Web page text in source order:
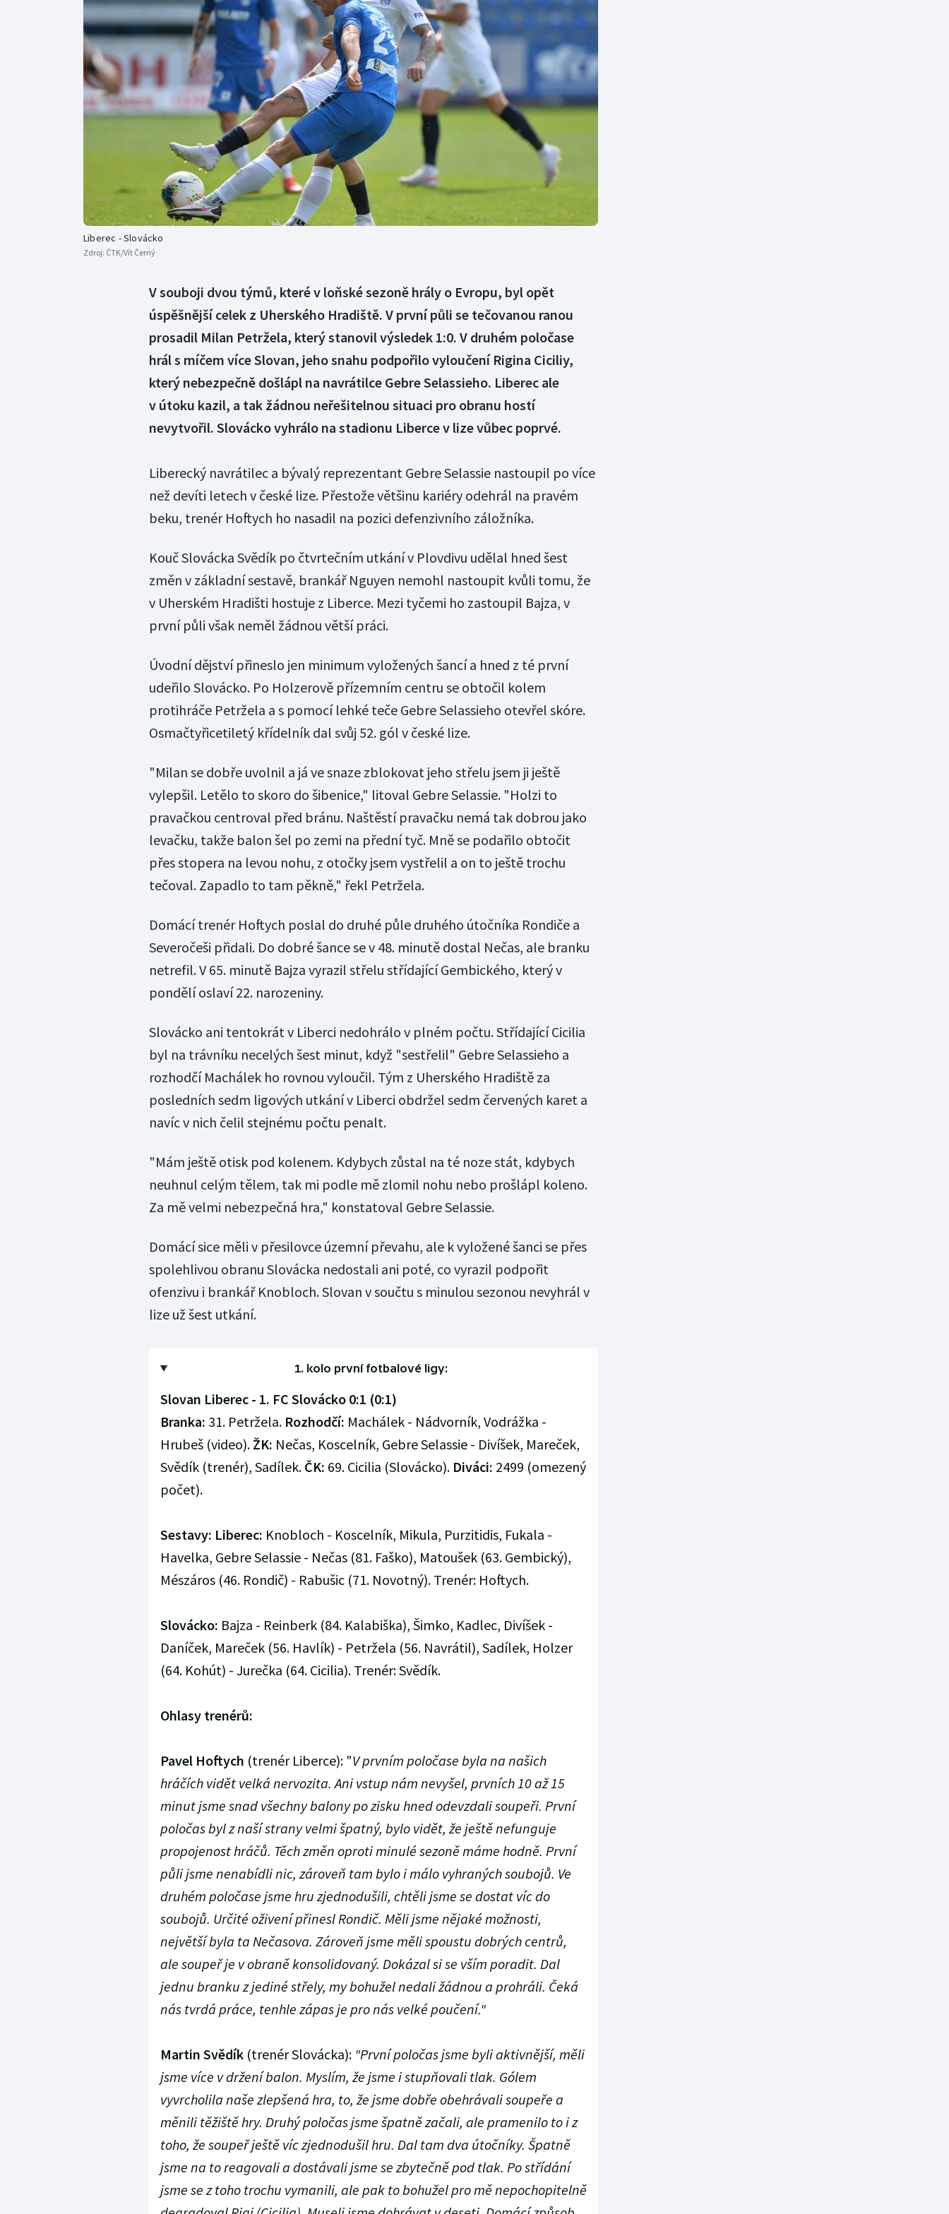
Curling
Dostihy
Florbal
Futsal
Golf
Gymnastika
Moderní pětiboj
Motorsport
Olympijské hry
Parasport
Plavání
Plážový volejbal
Triatlon
Veslování
Vodní slalom
Volejbal
Ostatní
Liberec - Slovácko
Zdroj: ČTK/Vít Černý
V souboji dvou týmů, které v loňské sezoně hrály o Evropu, byl opět
úspěšnější celek z Uherského Hradiště. V první půli se tečovanou ranou
prosadil Milan Petržela, který stanovil výsledek 1:0. V druhém poločase
hrál s míčem více Slovan, jeho snahu podpořilo vyloučení Rigina Ciciliy,
který nebezpečně došlápl na navrátilce Gebre Selassieho. Liberec ale
v útoku kazil, a tak žádnou neřešitelnou situaci pro obranu hostí
nevytvořil. Slovácko vyhrálo na stadionu Liberce v lize vůbec poprvé.
Liberecký navrátilec a bývalý reprezentant Gebre Selassie nastoupil po více
než devíti letech v české lize. Přestože většinu kariéry odehrál na pravém
beku, trenér Hoftych ho nasadil na pozici defenzivního záložníka.
Kouč Slovácka Svědík po čtvrtečním utkání v Plovdivu udělal hned šest
změn v základní sestavě, brankář Nguyen nemohl nastoupit kvůli tomu, že
v Uherském Hradišti hostuje z Liberce. Mezi tyčemi ho zastoupil Bajza, v
první půli však neměl žádnou větší práci.
Úvodní dějství přineslo jen minimum vyložených šancí a hned z té první
udeřilo Slovácko. Po Holzerově přízemním centru se obtočil kolem
protihráče Petržela a s pomocí lehké teče Gebre Selassieho otevřel skóre.
Osmačtyřicetiletý křídelník dal svůj 52. gól v české lize.
"Milan se dobře uvolnil a já ve snaze zblokovat jeho střelu jsem ji ještě
vylepšil. Letělo to skoro do šibenice," litoval Gebre Selassie. "Holzi to
pravačkou centroval před bránu. Naštěstí pravačku nemá tak dobrou jako
levačku, takže balon šel po zemi na přední tyč. Mně se podařilo obtočit
přes stopera na levou nohu, z otočky jsem vystřelil a on to ještě trochu
tečoval. Zapadlo to tam pěkně," řekl Petržela.
Domácí trenér Hoftych poslal do druhé půle druhého útočníka Rondiče a
Severočeši přidali. Do dobré šance se v 48. minutě dostal Nečas, ale branku
netrefil. V 65. minutě Bajza vyrazil střelu střídající Gembického, který v
pondělí oslaví 22. narozeniny.
Slovácko ani tentokrát v Liberci nedohrálo v plném počtu. Střídající Cicilia
byl na trávníku necelých šest minut, když "sestřelil" Gebre Selassieho a
rozhodčí Machálek ho rovnou vyloučil. Tým z Uherského Hradiště za
posledních sedm ligových utkání v Liberci obdržel sedm červených karet a
navíc v nich čelil stejnému počtu penalt.
"Mám ještě otisk pod kolenem. Kdybych zůstal na té noze stát, kdybych
neuhnul celým tělem, tak mi podle mě zlomil nohu nebo prošlápl koleno.
Za mě velmi nebezpečná hra," konstatoval Gebre Selassie.
Domácí sice měli v přesilovce územní převahu, ale k vyložené šanci se přes
spolehlivou obranu Slovácka nedostali ani poté, co vyrazil podpořit
ofenzivu i brankář Knobloch. Slovan v součtu s minulou sezonou nevyhrál v
lize už šest utkání.
1. kolo první fotbalové ligy:
Slovan Liberec - 1. FC Slovácko 0:1 (0:1)
Branka: 31. Petržela. Rozhodčí: Machálek - Nádvorník, Vodrážka -
Hrubeš (video). ŽK: Nečas, Koscelník, Gebre Selassie - Divíšek, Mareček,
Svědík (trenér), Sadílek.ČK: 69. Cicilia (Slovácko). Diváci: 2499 (omezený
počet).
Sestavy: Liberec: Knobloch - Koscelník, Mikula, Purzitidis, Fukala -
Havelka, Gebre Selassie - Nečas (81. Faško), Matoušek (63. Gembický),
Mészáros (46. Rondič) - Rabušic (71. Novotný). Trenér: Hoftych.
Slovácko: Bajza - Reinberk (84. Kalabiška), Šimko, Kadlec, Divíšek -
Daníček, Mareček (56. Havlík) - Petržela (56. Navrátil), Sadílek, Holzer
(64. Kohút) - Jurečka (64. Cicilia). Trenér: Svědík.
Ohlasy trenérů:
Pavel Hoftych (trenér Liberce): "V prvním poločase byla na našich
hráčích vidět velká nervozita. Ani vstup nám nevyšel, prvních 10 až 15
minut jsme snad všechny balony po zisku hned odevzdali soupeři. První
poločas byl z naší strany velmi špatný, bylo vidět, že ještě nefunguje
propojenost hráčů. Těch změn oproti minulé sezoně máme hodně. První
půli jsme nenabídli nic, zároveň tam bylo i málo vyhraných soubojů. Ve
druhém poločase jsme hru zjednodušili, chtěli jsme se dostat víc do
soubojů. Určité oživení přinesl Rondič. Měli jsme nějaké možnosti,
největší byla ta Nečasova. Zároveň jsme měli spoustu dobrých centrů,
ale soupeř je v obraně konsolidovaný. Dokázal si se vším poradit. Dal
jednu branku z jediné střely, my bohužel nedali žádnou a prohráli. Čeká
nás tvrdá práce, tenhle zápas je pro nás velké poučení."
Martin Svědík(trenér Slovácka): "První poločas jsme byli aktivnější, měli
jsme více v držení balon. Myslím, že jsme i stupňovali tlak. Gólem
vyvrcholila naše zlepšená hra, to, že jsme dobře obehrávali soupeře a
měnili těžiště hry. Druhý poločas jsme špatně začali, ale pramenilo to i z
toho, že soupeř ještě víc zjednodušil hru. Dal tam dva útočníky. Špatně
jsme na to reagovali a dostávali jsme se zbytečně pod tlak. Po střídání
jsme se z toho trochu vymanili, ale pak to bohužel pro mě nepochopitelně